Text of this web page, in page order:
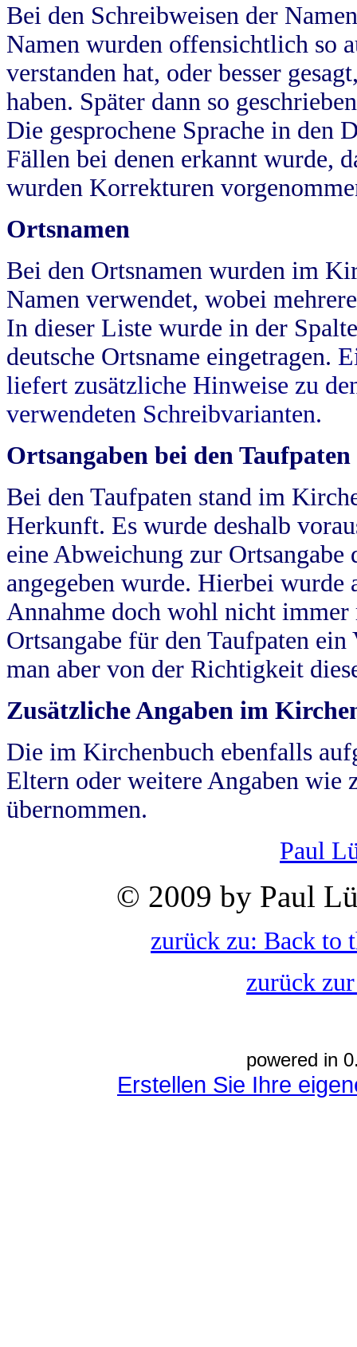
Bei den Schreibweisen der
Namen wurden offensichtlich so
verstanden hat, oder besser
haben. Später dann so
Die gesprochene Sprache in
Fällen bei denen erkannt wurde,
wurden Korrekturen
Ortsnamen
Bei den Ortsnamen wurden im
Namen verwendet, wobei
In dieser Liste wurde in der
deutsche Ortsname eingetragen.
liefert zusätzliche Hinweise zu
verwendeten Schreibvarianten.
Ortsangaben bei den Taufpaten
Bei den Taufpaten stand im
Herkunft. Es wurde deshalb
eine Abweichung zur
angegeben wurde. Hierbei wurde
Annahme doch wohl nicht
Ortsangabe für den Taufpaten
man aber von der Richtigkeit
Zusätzliche Angaben im
Die im Kirchenbuch ebenfalls
Eltern oder weitere Angaben wie
übernommen.
Paul
© 2009 by Paul
zurück zu: Back to
zurück
powered in
Erstellen Sie Ihre